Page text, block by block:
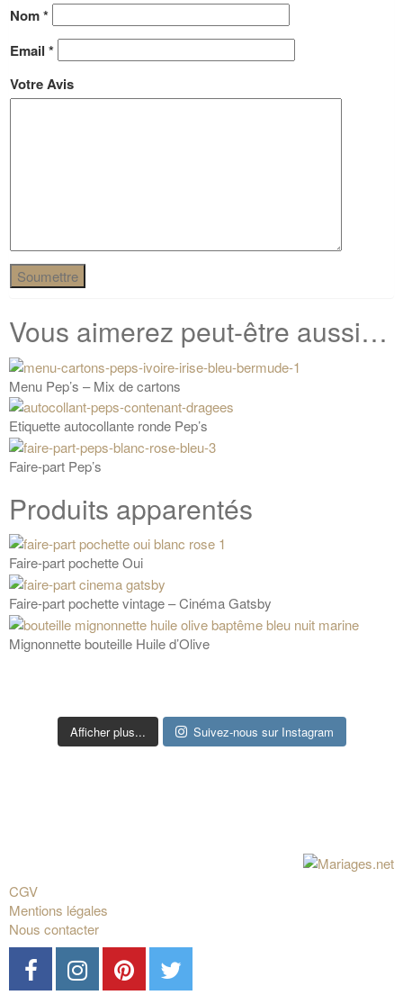
Nom*
Email *
Votre Avis
Vous aimerez peut-être aussi…
Menu Pep’s – Mix de cartons
Etiquette autocollante ronde Pep’s
Faire-part Pep’s
Produits apparentés
Faire-part pochette Oui
Faire-part pochette vintage – Cinéma Gatsby
Mignonnette bouteille Huile d’Olive
Afficher plus... Suivez-nous sur Instagram
CGV
Mentions légales
Nous contacter